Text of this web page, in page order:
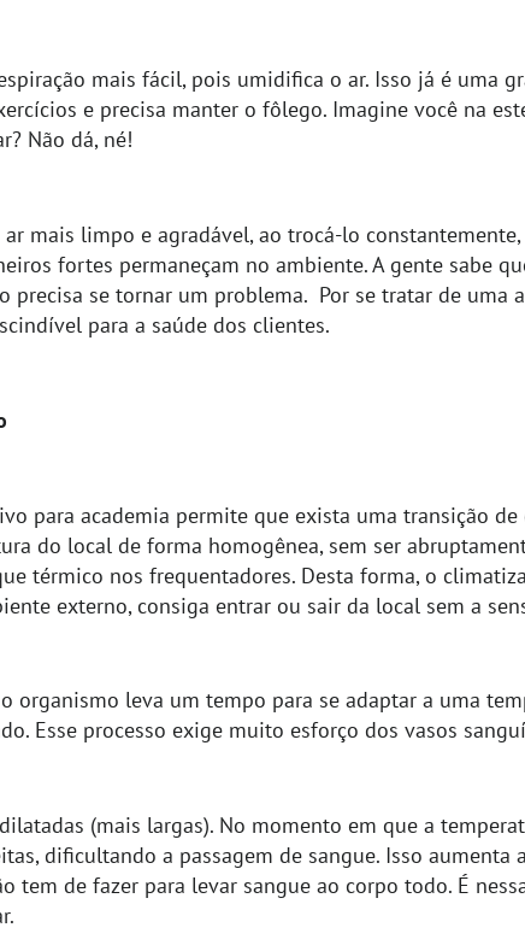
mais fácil, pois umidifica o ar. Isso já é uma
e precisa manter o fôlego. Imagine você na
Não dá, né!
mais limpo e agradável, ao trocá-lo
fortes permaneçam no ambiente. A gente sabe
precisa se tornar um problema. Por se tratar de uma
para a saúde dos clientes.
para academia permite que exista uma transição
do local de forma homogênea, sem ser
térmico nos frequentadores. Desta forma, o
externo, consiga entrar ou sair da local sem a
organismo leva um tempo para se adaptar a uma
Esse processo exige muito esforço dos vasos
(mais largas). No momento em que a
dificultando a passagem de sangue. Isso aumenta
tem de fazer para levar sangue ao corpo todo. É